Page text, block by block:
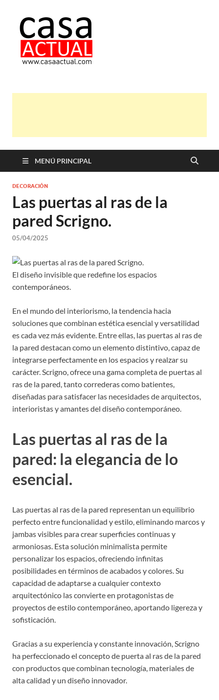
MENÚ PRINCIPAL
DECORACIÓN
Las puertas al ras de la
pared Scrigno.
05/04/2025
El diseño invisible que redefine los espacios
contemporáneos.
En el mundo del interiorismo, la tendencia hacia
soluciones que combinan estética esencial y versatilidad
es cada vez más evidente. Entre ellas, las puertas al ras de
la pared destacan como un elemento distintivo, capaz de
integrarse perfectamente en los espacios y realzar su
carácter. Scrigno, ofrece una gama completa de puertas al
ras de la pared, tanto correderas como batientes,
diseñadas para satisfacer las necesidades de arquitectos,
interioristas y amantes del diseño contemporáneo.
Las puertas al ras de la
pared: la elegancia de lo
esencial.
Las puertas al ras de la pared representan un equilibrio
perfecto entre funcionalidad y estilo, eliminando marcos y
jambas visibles para crear superficies continuas y
armoniosas. Esta solución minimalista permite
personalizar los espacios, ofreciendo infinitas
posibilidades en términos de acabados y colores. Su
capacidad de adaptarse a cualquier contexto
arquitectónico las convierte en protagonistas de
proyectos de estilo contemporáneo, aportando ligereza y
sofisticación.
Gracias a su experiencia y constante innovación, Scrigno
ha perfeccionado el concepto de puerta al ras de la pared
con productos que combinan tecnología, materiales de
alta calidad y un diseño innovador.